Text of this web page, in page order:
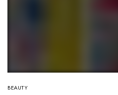
BEAUTY